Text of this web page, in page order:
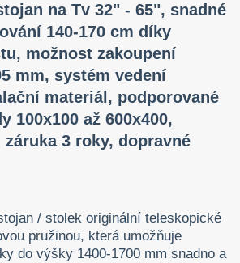
na Tv 32" - 65", snadné
140-170 cm díky
možnost zakoupení
mm, systém vedení
materiál, podporované
100x100 až 600x400,
3 roky, dopravné
/ stolek originální teleskopické
pružinou, která umožňuje
do výšky 1400-1700 mm snadno a